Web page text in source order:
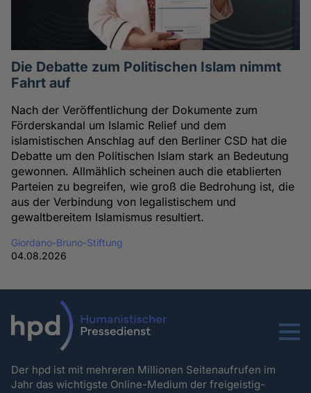
Die Debatte zum Politischen Islam nimmt
Fahrt auf
Nach der Veröffentlichung der Dokumente zum
Förderskandal um Islamic Relief und dem
islamistischen Anschlag auf den Berliner CSD hat die
Debatte um den Politischen Islam stark an Bedeutung
gewonnen. Allmählich scheinen auch die etablierten
Parteien zu begreifen, wie groß die Bedrohung ist, die
aus der Verbindung von legalistischem und
gewaltbereitem Islamismus resultiert.
Giordano-Bruno-Stiftung
04.08.2026
Menu
Der hpd ist mit mehreren Millionen Seitenaufrufen im
Jahr das wichtigste Online-Medium der freigeistig-